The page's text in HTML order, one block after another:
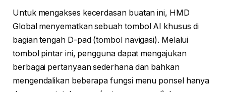
Untuk mengakses kecerdasan buatan ini, HMD
Global menyematkan sebuah tombol AI khusus di
bagian tengah D-pad (tombol navigasi). Melalui
tombol pintar ini, pengguna dapat mengajukan
berbagai pertanyaan sederhana dan bahkan
mengendalikan beberapa fungsi menu ponsel hanya